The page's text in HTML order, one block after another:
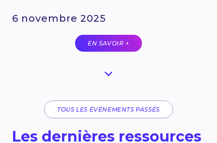
6 novembre 2025
EN SAVOIR +
TOUS LES ÉVÉNEMENTS PASSÉS
Les dernières ressources